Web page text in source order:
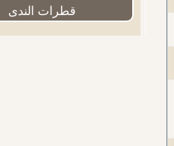
قطرات الندى